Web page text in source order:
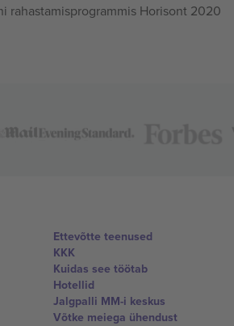
rahastamisprogrammis Horisont 2020
Ettevõtte teenused
KKK
Kuidas see töötab
Hotellid
Jalgpalli MM-i keskus
Võtke meiega ühendust